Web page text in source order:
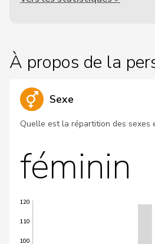
À propos de la
Sexe
Quelle est la répartition des sexes
féminin
100
110
120